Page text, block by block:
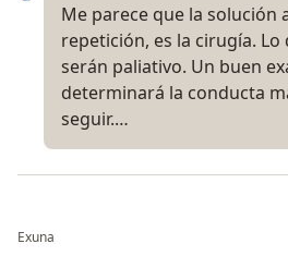
Me parece que la solución
repetición, es la cirugía. Lo
serán paliativo. Un buen
determinará la conducta
seguir.…
Exuna